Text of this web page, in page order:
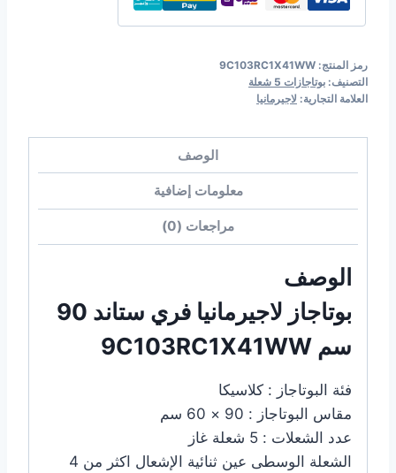
رمز المنتج: 9C103RC1X41WW
التصنيف: بوتاجازات 5 شعلة
العلامة التجارية: لاجيرمانيا
الوصف
معلومات إضافية
مراجعات (0)
الوصف
بوتاجاز لاجيرمانيا فري ستاند 90
سم 9C103RC1X41WW
فئة البوتاجاز : كلاسيكا
مقاس البوتاجاز : 90 × 60 سم
عدد الشعلات : 5 شعلة غاز
الشعلة الوسطى عين ثنائية الإشعال اكثر من 4